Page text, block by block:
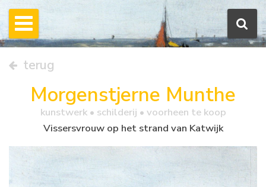
terug
Morgenstjerne Munthe
kunstwerk • schilderij • voorheen te koop
Vissersvrouw op het strand van Katwijk